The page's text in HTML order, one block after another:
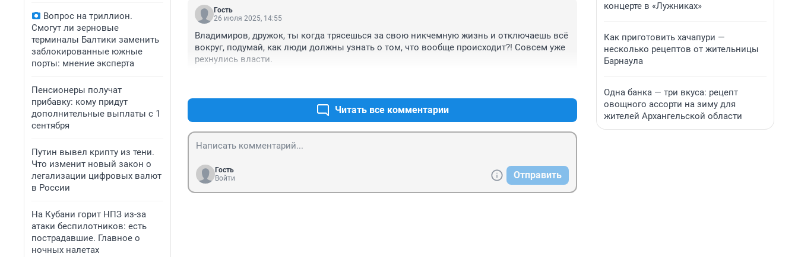
Вопрос на триллион.
Смогут ли зерновые
терминалы Балтики заменить
заблокированные южные
порты: мнение эксперта
Пенсионеры получат
прибавку: кому придут
дополнительные выплаты с 1
сентября
Путин вывел крипту из тени.
Что изменит новый закон о
легализации цифровых валют
в России
На Кубани горит НПЗ из-за
атаки беспилотников: есть
пострадавшие. Главное о
ночных налетах
Гость
26 июля 2025, 14:55
Владимиров, дружок, ты когда трясешься за свою никчемную жизнь и отключаешь всё
вокруг, подумай, как люди должны узнать о том, что вообще происходит?! Совсем уже
рехнулись власти.
Читать все комментарии
Гость
Войти
Отправить
концерте в «Лужниках»
Как приготовить хачапури —
несколько рецептов от жительницы
Барнаула
Одна банка — три вкуса: рецепт
овощного ассорти на зиму для
жителей Архангельской области